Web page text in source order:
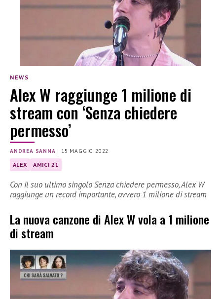
NEWS
Alex W raggiunge 1 milione di
stream con ‘Senza chiedere
permesso’
ANDREA SANNA | 15 MAGGIO 2022
ALEX AMICI 21
Con il suo ultimo singolo Senza chiedere permesso, Alex W
raggiunge un record importante, ovvero 1 milione di stream
La nuova canzone di Alex W vola a 1 milione
di stream